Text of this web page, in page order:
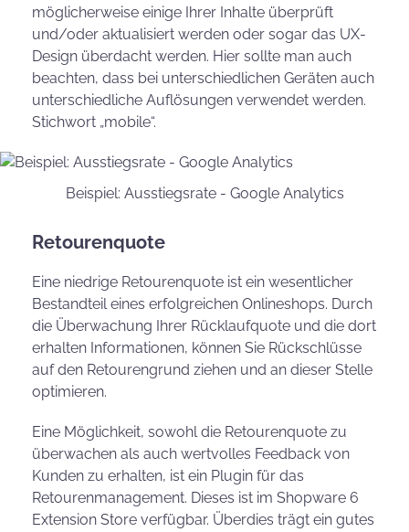
möglicherweise einige Ihrer Inhalte überprüft
und/oder aktualisiert werden oder sogar das UX-
Design überdacht werden. Hier sollte man auch
beachten, dass bei unterschiedlichen Geräten auch
unterschiedliche Auflösungen verwendet werden.
Stichwort „mobile“.
Beispiel: Ausstiegsrate - Google Analytics
Retourenquote
Eine niedrige Retourenquote ist ein wesentlicher
Bestandteil eines erfolgreichen Onlineshops. Durch
die Überwachung Ihrer Rücklaufquote und die dort
erhalten Informationen, können Sie Rückschlüsse
auf den Retourengrund ziehen und an dieser Stelle
optimieren.
Eine Möglichkeit, sowohl die Retourenquote zu
überwachen als auch wertvolles Feedback von
Kunden zu erhalten, ist ein Plugin für das
Retourenmanagement. Dieses ist im Shopware 6
Extension Store verfügbar. Überdies trägt ein gutes